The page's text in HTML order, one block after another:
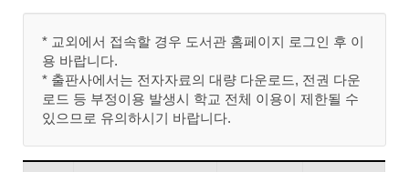
* 교외에서 접속할 경우 도서관 홈페이지 로그인 후 이
용 바랍니다.
* 출판사에서는 전자자료의 대량 다운로드, 전권 다운
로드 등 부정이용 발생시 학교 전체 이용이 제한될 수
있으므로 유의하시기 바랍니다.